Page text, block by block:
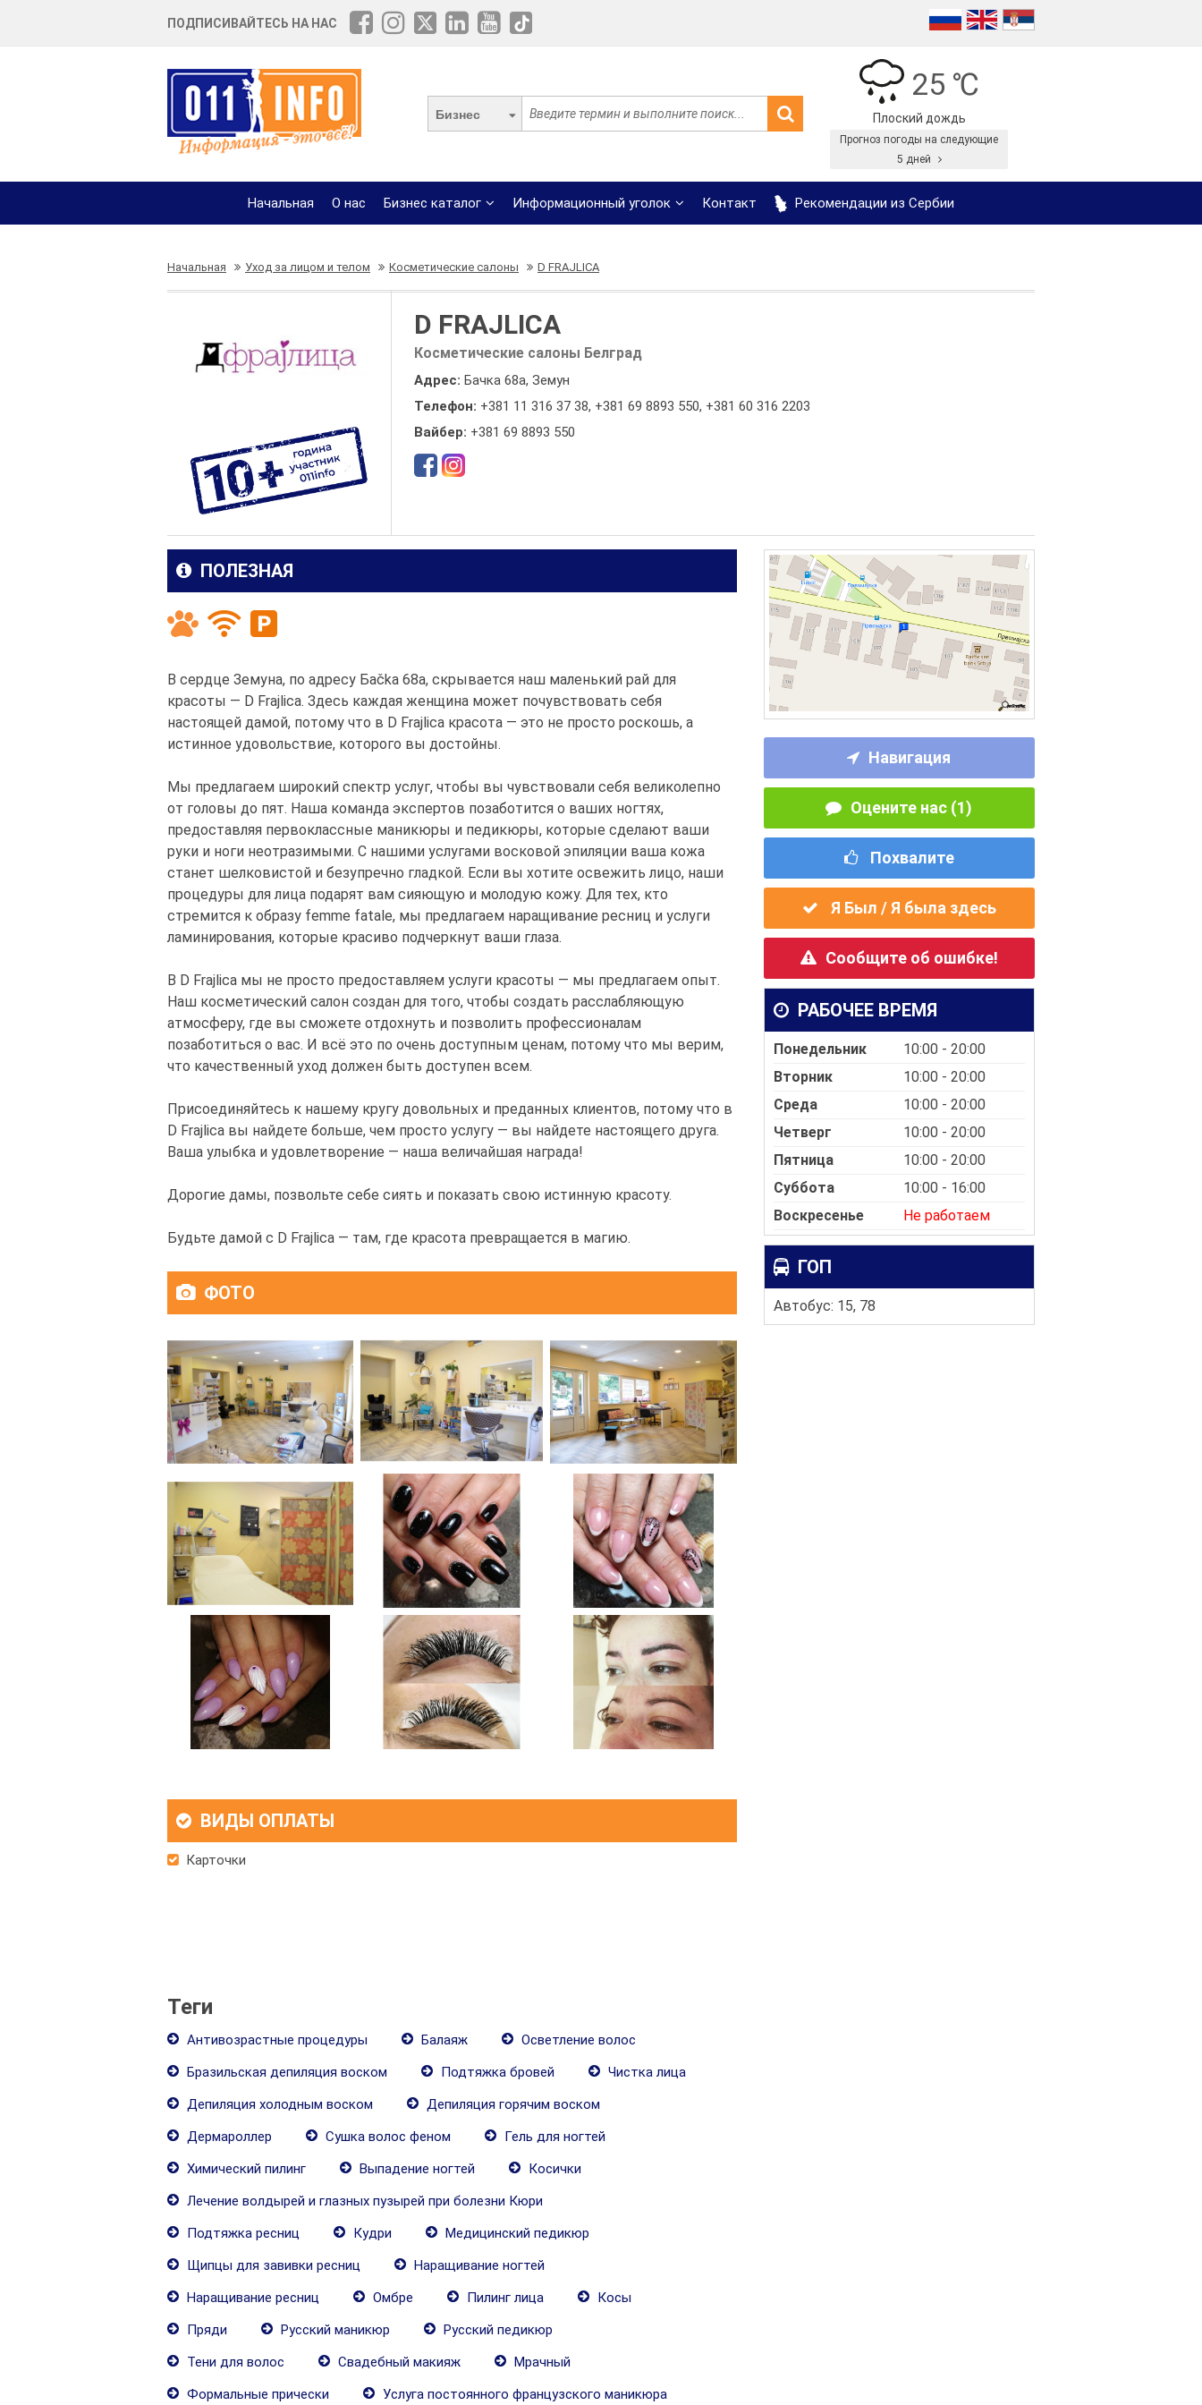
ПОДПИСИВАЙТЕСЬ НА НАС
Бизнес
25 ℃
Плоский дождь
Прогноз погоды на следующие
5 дней
Начальная О нас Бизнес каталог Информационный уголок Контакт Рекомендации из Сербии
Начальная Уход за лицом и телом Косметические салоны D FRAJLICA
D FRAJLICA
Косметические салоны Белград
Адрес: Бачка 68а, Земун
Телефон: +381 11 316 37 38, +381 69 8893 550, +381 60 316 2203
Вайбер: +381 69 8893 550
Навигация
Оцените нас (1)
Похвалите
Я Был / Я была здесь
Сообщите об ошибке!
РАБОЧЕЕ ВРЕМЯ
Понедельник
10:00 - 20:00
Вторник
10:00 - 20:00
Среда
10:00 - 20:00
Четверг
10:00 - 20:00
Пятница
10:00 - 20:00
Суббота
10:00 - 16:00
Воскресенье
Не работаем
ГОП
Автобус: 15, 78
ПОЛЕЗНАЯ
В сердце Земуна, по адресу Баčka 68а, скрывается наш маленький рай для
красоты — D Frajlica. Здесь каждая женщина может почувствовать себя
настоящей дамой, потому что в D Frajlica красота — это не просто роскошь, а
истинное удовольствие, которого вы достойны.
Мы предлагаем широкий спектр услуг, чтобы вы чувствовали себя великолепно
от головы до пят. Наша команда экспертов позаботится о ваших ногтях,
предоставляя первоклассные маникюры и педикюры, которые сделают ваши
руки и ноги неотразимыми. С нашими услугами восковой эпиляции ваша кожа
станет шелковистой и безупречно гладкой. Если вы хотите освежить лицо, наши
процедуры для лица подарят вам сияющую и молодую кожу. Для тех, кто
стремится к образу femme fatale, мы предлагаем наращивание ресниц и услуги
ламинирования, которые красиво подчеркнут ваши глаза.
В D Frajlica мы не просто предоставляем услуги красоты — мы предлагаем опыт.
Наш косметический салон создан для того, чтобы создать расслабляющую
атмосферу, где вы сможете отдохнуть и позволить профессионалам
позаботиться о вас. И всё это по очень доступным ценам, потому что мы верим,
что качественный уход должен быть доступен всем.
Присоединяйтесь к нашему кругу довольных и преданных клиентов, потому что в
D Frajlica вы найдете больше, чем просто услугу — вы найдете настоящего друга.
Ваша улыбка и удовлетворение — наша величайшая награда!
Дорогие дамы, позвольте себе сиять и показать свою истинную красоту.
Будьте дамой с D Frajlica — там, где красота превращается в магию.
ФОТО
ВИДЫ ОПЛАТЫ
Карточки
Теги
Антивозрастные процедуры Балаяж
Осветление волос
Бразильская депиляция воском
Подтяжка бровей
Чистка лица
Депиляция холодным воском
Депиляция горячим воском
Дермароллер
Сушка волос феном
Гель для ногтей
Химический пилинг
Выпадение ногтей
Косички
Лечение волдырей и глазных пузырей при болезни Кюри
Подтяжка ресниц
Кудри
Медицинский педикюр
Щипцы для завивки ресниц
Наращивание ногтей
Наращивание ресниц
Омбре Пилинг лица
Косы
Пряди
Русский маникюр
Русский педикюр
Тени для волос
Свадебный макияж
Мрачный
Формальные прически
Услуга постоянного французского маникюра